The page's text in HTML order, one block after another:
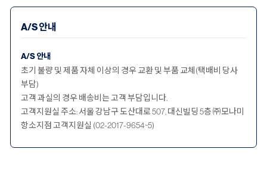
A/S 안내
A/S 안내
초기 불량 및 제품 자체 이상의 경우 교환 및 부품 교체(택배비 당사
부담)
고객 과실의 경우 배송비는 고객 부담입니다.
고객지원실 주소: 서울 강남구 도산대로 507, 대신빌딩 5층 ㈜모나미
항소지점 고객지원실 (02-2017-9654~5)